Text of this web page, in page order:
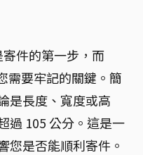
件的第一步，而
需要牢記的關鍵。簡
是長度、寬度或高
過 105 公分。這是一
您是否能順利寄件。